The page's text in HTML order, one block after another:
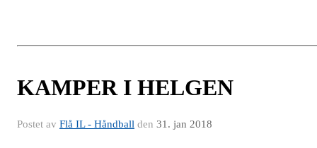
KAMPER I HELGEN
Postet av Flå IL - Håndball den 31. jan 2018